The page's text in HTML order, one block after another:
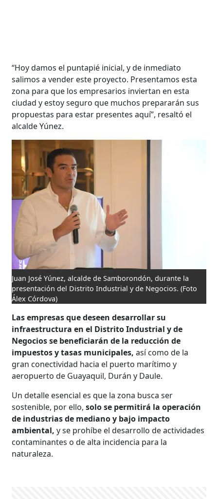
“Hoy damos el puntapié inicial, y de inmediato
salimos a vender este proyecto. Presentamos esta
zona para que los empresarios inviertan en esta
ciudad y estoy seguro que muchos prepararán sus
propuestas para estar presentes aquí”, resaltó el
alcalde Yúnez.
Juan José Yúnez, alcalde de Samborondón, durante la
presentación del Distrito Industrial y de Negocios. (Foto
Álex Córdova)
Las empresas que deseen desarrollar su
infraestructura en el Distrito Industrial y de
Negocios se beneficiarán de la reducción de
impuestos y tasas municipales, así como de la
gran conectividad hacia el puerto marítimo y
aeropuerto de Guayaquil, Durán y Daule.
Un detalle esencial es que la zona busca ser
sostenible, por ello,solo se permitirá la operación
de industrias de mediano y bajo impacto
ambiental, y se prohíbe el desarrollo de actividades
contaminantes o de alta incidencia para la
naturaleza.